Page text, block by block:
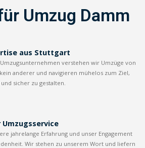
Umzug Damm
aus Stuttgart
Umzugsunternehmen verstehen wir Umzüge von
anderer und navigieren mühelos zum Ziel,
sicher zu gestalten.
Umzugsservice
jahrelange Erfahrung und unser Engagement
Wir stehen zu unserem Wort und liefern